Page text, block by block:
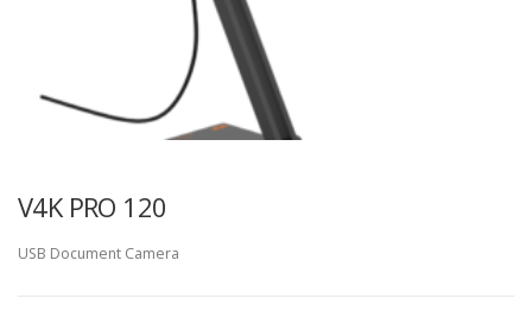
V4K PRO 120
USB Document Camera